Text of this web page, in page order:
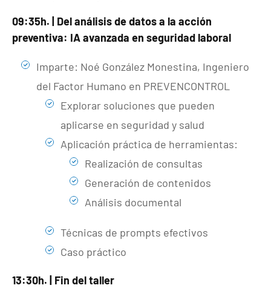
09:35h. | Del análisis de datos a la acción
preventiva: IA avanzada en seguridad laboral
Imparte: Noé González Monestina, Ingeniero
del Factor Humano en PREVENCONTROL
Explorar soluciones que pueden
aplicarse en seguridad y salud
Aplicación práctica de herramientas:
Realización de consultas
Generación de contenidos
Análisis documental
Técnicas de prompts efectivos
Caso práctico
13:30h. | Fin del taller